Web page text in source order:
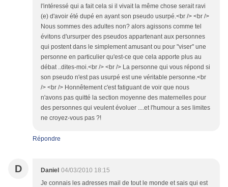
l'intéressé qui a fait cela si il vivait la même chose serait ravi
(e) d'avoir été dupé en ayant son pseudo usurpé.<br /> <br />
Nous sommes des adultes non? alors agissons comme tel
évitons d'ursurper des pseudos appartenant aux personnes
qui postent dans le simplement amusant ou pour "viser" une
personne en particulier qu'est-ce que cela apporte plus au
débat ..dites-moi.<br /> <br /> La personne qui vous répond si
son pseudo n'est pas usurpé est une véritable personne.<br
/> <br /> Honnêtement c'est fatiguant de voir que nous
n'avons pas quitté la section moyenne des maternelles pour
des personnes qui veulent évoluer ....et l'humour a ses limites
ne croyez-vous pas ?!
Répondre
D Daniel 04/03/2010 18:15
Je connais les adresses mail de tout le monde et sais qui est